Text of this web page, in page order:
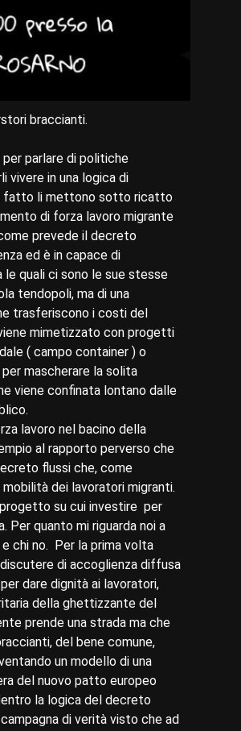
braccianti.
per parlare di politiche
vivere in una logica di
fatto li mettono sotto ricatto
di forza lavoro migrante
prevede il decreto
ed è in capace di
le quali ci sono le sue stesse
tendopoli, ma di una
trasferiscono i costi del
mimetizzato con progetti
( campo container ) o
mascherare la solita
viene confinata lontano dalle
lavoro nel bacino della
al rapporto perverso che
flussi che, come
dei lavoratori migranti.
su cui investire per
Per quanto mi riguarda noi a
chi no. Per la prima volta
di accoglienza diffusa
dare dignità ai lavoratori,
della ghettizzante del
prende una strada ma che
del bene comune,
un modello di una
del nuovo patto europeo
la logica del decreto
di verità visto che ad